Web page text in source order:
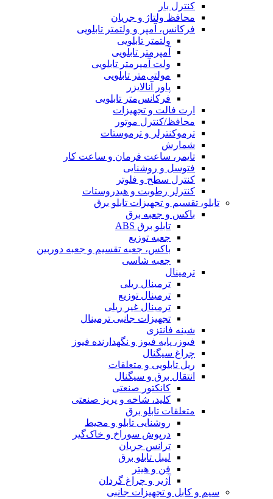
کنترل بار
محافظ ولتاژ و جریان
فرکانس، آمپر و ولتمتر تابلویی
ولتمتر تابلویی
آمپرمتر تابلویی
ولت آمپرمتر تابلویی
مولتی‌متر تابلویی
پاور آنالایزر
فرکانس‌متر تابلویی
ارت فالت و تجهیزات
محافظ/کنترل موتور
ترموکنترلر و ترموستات
شمارش
تایمر، ساعت فرمان و ساعت کار
فتوسل و روشنایی
کنترل سطح و فلوتر
کنترلر رطوبت و هیدروستات
تابلو، تقسیم و تجهیزات تابلو برق
باکس و جعبه برق
تابلو برق ABS
جعبه توزیع
باکس، جعبه تقسیم و جعبه دوربین
جعبه شاسی
ترمینال
ترمینال ریلی
ترمینال توزیع
ترمینال غیر ریلی
تجهیزات جانبی ترمینال
شینه فانتزی
فیوز، پایه فیوز و نگهدارنده فیوز
چراغ سیگنال
ریل تابلویی و متعلقات
انتقال برق و سیگنال
کانکتور صنعتی
کلید، شاخه و پریز صنعتی
متعلقات تابلو برق
روشنایی تابلو و محیط
درپوش سوراخ و خاک‌گیر
ترانس جریان
لیبل تابلو برق
فن و هیتر
آژیر و چراغ گردان
سیم و کابل و تجهیزات جانبی